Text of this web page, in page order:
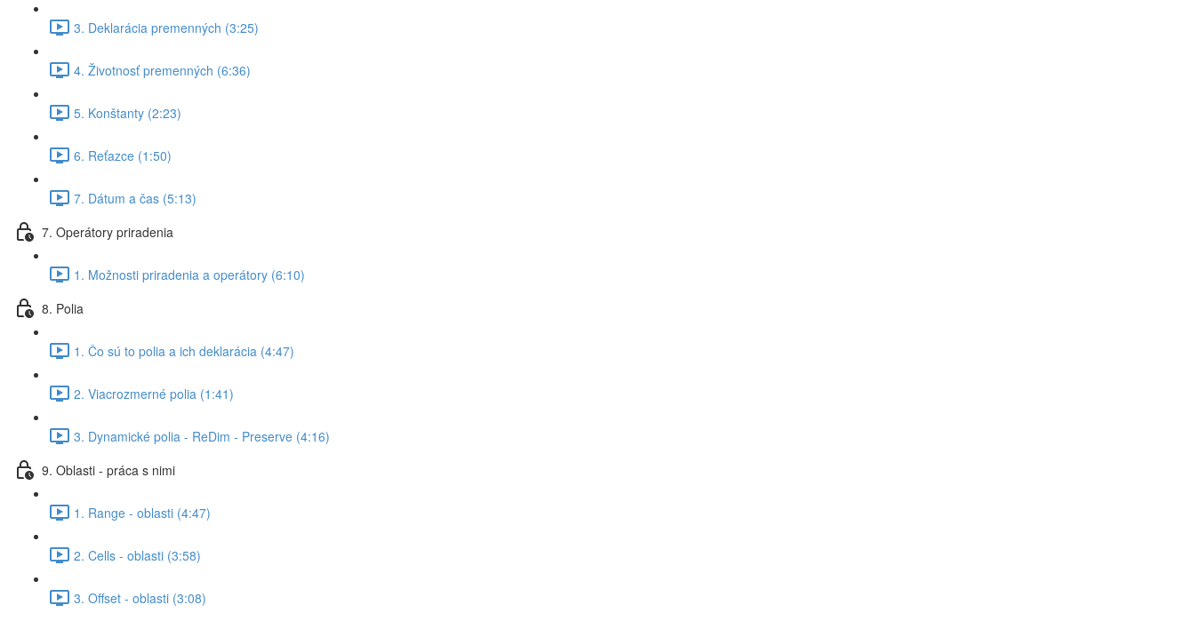
3. Deklarácia premenných (3:25)
4. Životnosť premenných (6:36)
5. Konštanty (2:23)
6. Reťazce (1:50)
7. Dátum a čas (5:13)
7. Operátory priradenia
1. Možnosti priradenia a operátory (6:10)
8. Polia
1. Čo sú to polia a ich deklarácia (4:47)
2. Viacrozmerné polia (1:41)
3. Dynamické polia - ReDim - Preserve (4:16)
9. Oblasti - práca s nimi
1. Range - oblasti (4:47)
2. Cells - oblasti (3:58)
3. Offset - oblasti (3:08)